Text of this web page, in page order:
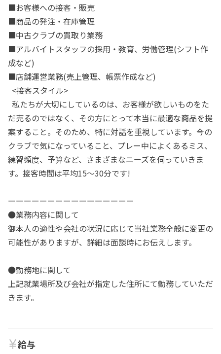
■お客様への接客・販売
■商品の発注・在庫管理
■中古クラブの買取り業務
■アルバイトスタッフの採用・教育、労働管理(シフト作
成など)
■店舗運営業務(売上管理、帳票作成など)
<接客スタイル>
私たちが大切にしているのは、お客様が欲しいものをた
だ売るのではなく、その方にとって本当に最適な商品を提
案すること。そのため、特に対話を重視しています。今の
クラブで気になっていること、プレー中によくあるミス、
練習頻度、予算など、さまざまなニーズを伺っていきま
す。接客時間は平均15～30分です!
ーーーーーーーーーーーーーーーー
●業務内容に関して
御本人の適性や会社の状況に応じて当社業務全般に変更の
可能性がありますが、詳細は面談時にお伝えします。
●勤務地に関して
上記就業場所及び会社が指定した住所にて勤務していただ
きます。
給与